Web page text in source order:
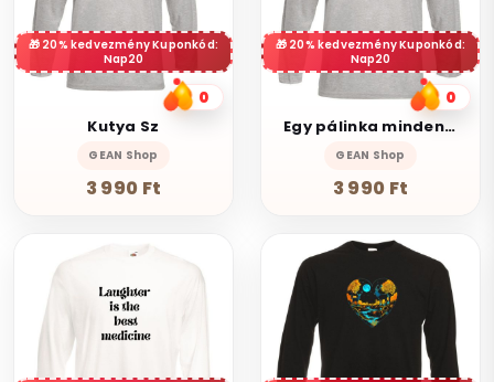
20% kedvezmény Kuponkód:
Nap20
0
Kutya Sz
GEAN Shop
3 990 Ft
20% kedvezmény Kuponkód:
Nap20
0
Egy pálinka mindent megold
GEAN Shop
3 990 Ft